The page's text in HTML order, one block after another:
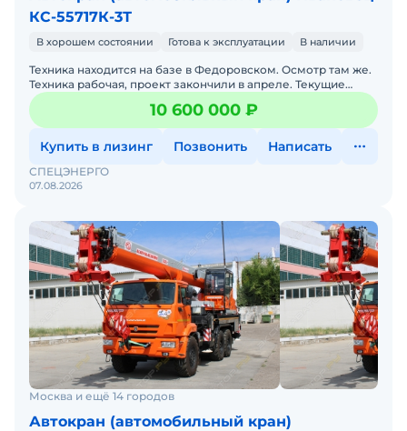
КС-55717К-3Т
В хорошем состоянии Готова к эксплуатации В наличии
Техника находится на базе в Федоровском. Осмотр там же.
Техника рабочая, проект закончили в апреле. Текущие
проекты не требую такую технику. В хорошем состояни
10 600 000 ₽
Купить в лизинг Позвонить Написать
07.08.2026
СПЕЦЭНЕРГО
Москва и ещё 14 городов
Автокран (автомобильный кран)